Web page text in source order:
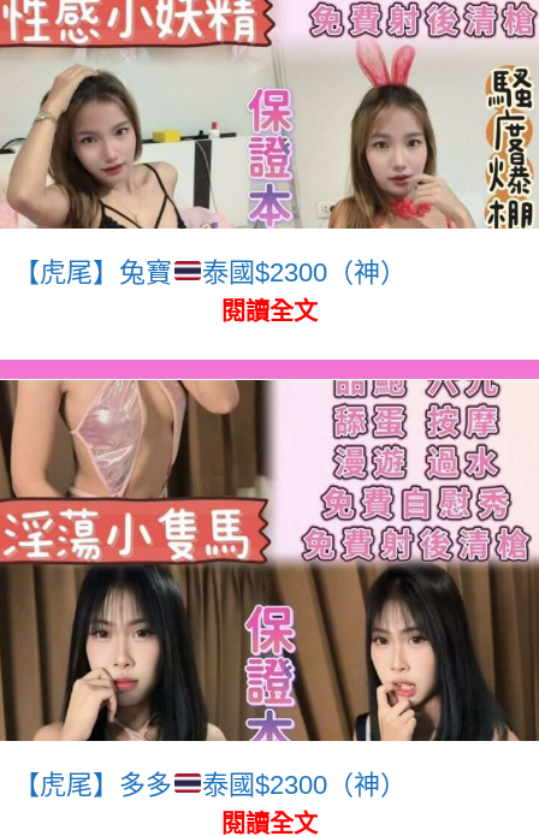
【虎尾】兔寶 泰國$2300（神）
閱讀全文
【虎尾】多多 泰國$2300（神）
閱讀全文